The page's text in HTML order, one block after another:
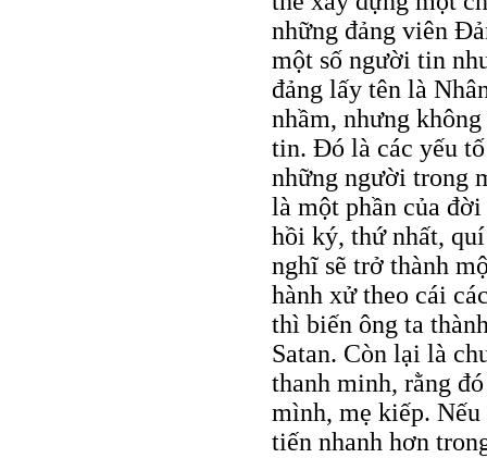
những đảng viên
một số người tin
đảng lấy tên là
nhầm, nhưng
tin. Đó là các yếu
những người trong
là một phần của
hồi ký, thứ nhất,
nghĩ sẽ trở thành
hành xử theo cái
thì biến ông ta
Satan. Còn lại là
thanh minh, rằng
mình, mẹ kiếp. Nếu
tiến nhanh hơn